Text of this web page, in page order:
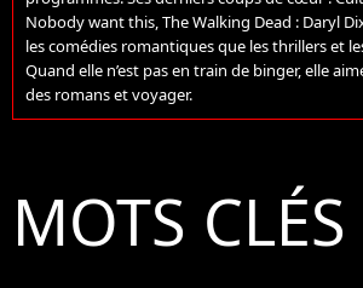
Nobody want this, The Walking Dead : Daryl
les comédies romantiques que les thrillers et
Quand elle n’est pas en train de binger, elle
des romans et voyager.
MOTS CLÉS